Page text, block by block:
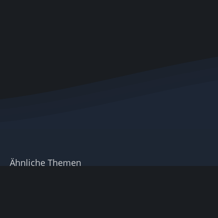
Ähnliche Themen